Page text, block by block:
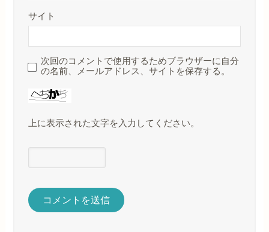
サイト
次回のコメントで使用するためブラウザーに自分
の名前、メールアドレス、サイトを保存する。
上に表示された文字を入力してください。